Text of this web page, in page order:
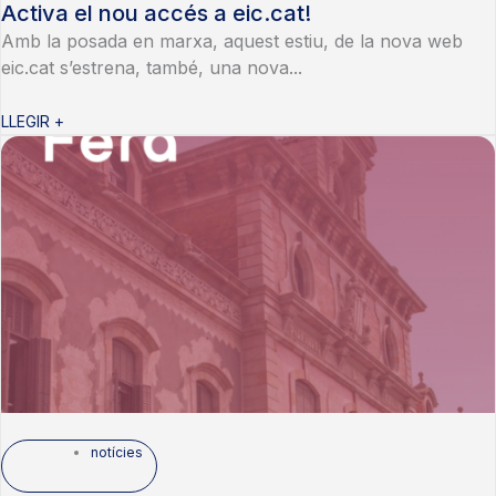
Activa el nou accés a eic.cat!
Amb la posada en marxa, aquest estiu, de la nova web
eic.cat s’estrena, també, una nova...
LLEGIR +
notícies